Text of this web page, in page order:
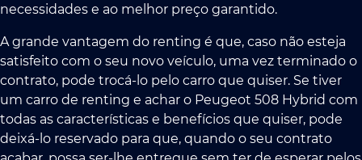
necessidades e ao melhor preço garantido.
A grande vantagem do renting é que, caso não esteja
satisfeito com o seu novo veículo, uma vez terminado o
contrato, pode trocá-lo pelo carro que quiser. Se tiver
um carro de renting e achar o Peugeot 508 Hybrid com
todas as características e benefícios que quiser, pode
deixá-lo reservado para que, quando o seu contrato